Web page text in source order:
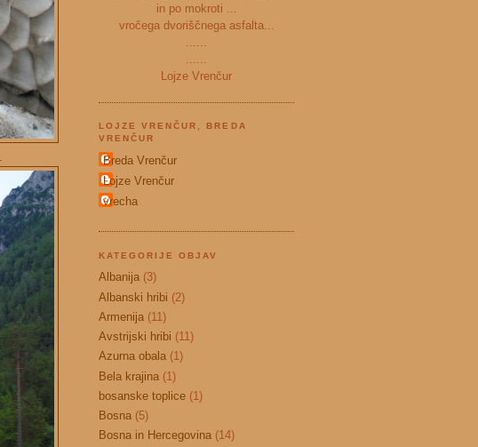
in po mokroti ...
vročega dvoriščnega asfalta...
......
......
Lojze Vrenčur
LOJZE VRENČUR, BREDA
VRENČUR
Breda Vrenčur
Lojze Vrenčur
vrecha
KATEGORIJE OBJAV
Albanija (3)
Albanski hribi (2)
Armenija (11)
Avstrijski hribi (11)
Azurna obala (1)
Bela krajina (1)
bosanske toplice (1)
Bosna (5)
Bosna in Hercegovina (14)